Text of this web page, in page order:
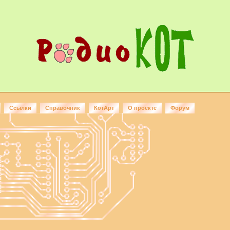
Ссылки Справочник КотАрт О проекте Форум